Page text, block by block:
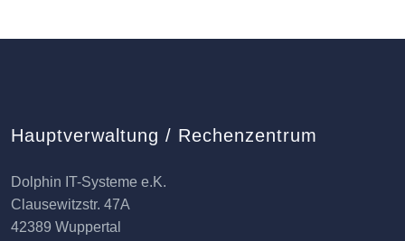
Hauptverwaltung / Rechenzentrum
Dolphin IT-Systeme e.K.
Clausewitzstr. 47A
42389 Wuppertal